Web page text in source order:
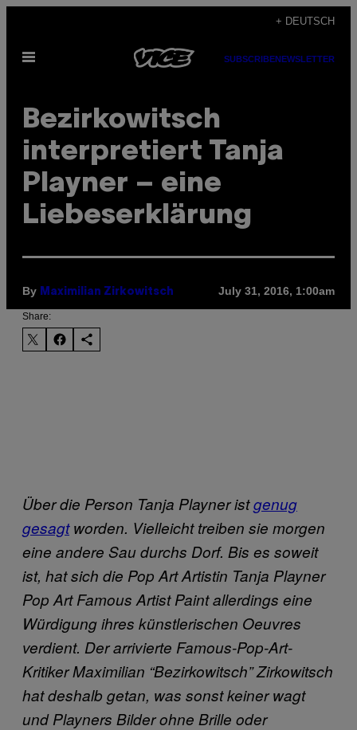
content
+ DEUTSCH
Open
SUBSCRIBENEWSLETTER
​Bezirkowitsch
interpretiert Tanja
Playner – eine
Liebeserklärung
By Maximilian Zirkowitsch July 31, 2016, 1:00am
Share:
Über die Person Tanja Playner istgenug
gesagtworden. Vielleicht treiben sie morgen
eine andere Sau durchs Dorf. Bis es soweit
ist, hat sich die Pop Art Artistin Tanja Playner
Pop Art Famous Artist Paint allerdings eine
Würdigung ihres künstlerischen Oeuvres
verdient. Der arrivierte Famous-Pop-Art-
Kritiker Maximilian “Bezirkowitsch” Zirkowitsch
hat deshalb getan, was sonst keiner wagt
und Playners Bilder ohne Brille oder